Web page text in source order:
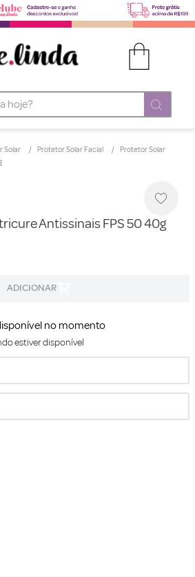
Solar Protetor Solar Facial
Protetor Solar
Antissinais FPS 50 40g
no momento
estiver disponível